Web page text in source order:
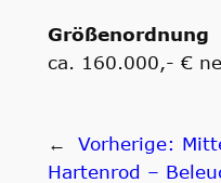
Größenordnung
ca. 160.000,- €
← Vorherige:
Hartenrod –